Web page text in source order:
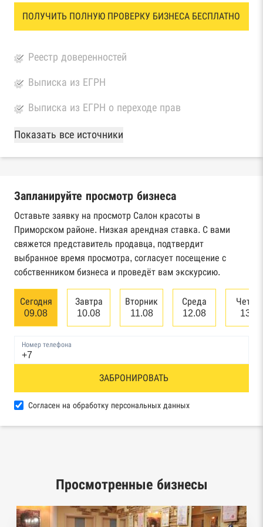
ПОЛУЧИТЬ ПОЛНУЮ ПРОВЕРКУ БИЗНЕСА БЕСПЛАТНО
Реестр доверенностей
Выписка из ЕГРН
Выписка из ЕГРН о переходе прав
База Росстата
Реестры ЕГРЮЛ и ЕГРИП Федеральной
Реестр государственных контрактов
Федерального казначейства
Картотека арбитражных дел Высшего
арбитражного суда
Единый федеральный реестр сведений о
банкротстве юридических лиц
Реестр товарных знаков и знаков обслуживания
База исполнительного производства
Реестры лицензий: Росалкоголь,
Росздравнадзор, Рособрнадзор, Роскомнадзор,
Роспотребнадзор, Росприроднадзор,
Показать все источники
Запланируйте просмотр бизнеса
Оставьте заявку на просмотр Салон красоты в
Приморском районе. Низкая арендная ставка. С вами
свяжется представитель продавца, подтвердит
выбранное время просмотра, согласует посещение с
собственником бизнеса и проведёт вам экскурсию.
Сегодня
09.08
Завтра
10.08
Вторник
11.08
Среда
12.08
13.08
Номер телефона
ЗАБРОНИРОВАТЬ
Согласен на обработку персональных данных
Просмотренные бизнесы